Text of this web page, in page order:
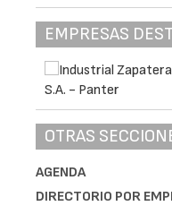
EMPRESAS
OTRAS
AGENDA
DIRECTORIO POR